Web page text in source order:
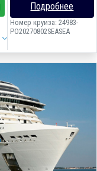
Подробнее
Номер круиза: 24983-
PO20270802SEASEA